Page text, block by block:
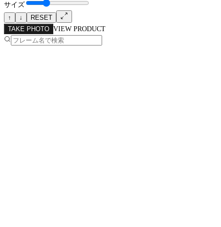
サイズ
↑
↓
RESET
TAKE PHOTO VIEW PRODUCT